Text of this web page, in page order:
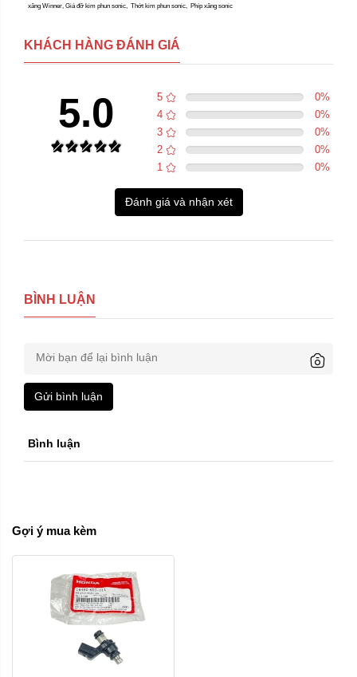
xăng Winner, Giá đỡ kim phun sonic, Thớt kim phun sonic, Phíp xăng sonic
KHÁCH HÀNG ĐÁNH GIÁ
5.0 5 0%
4
0%
3
0%
2
0%
1
0%
Đánh giá và nhận xét
BÌNH LUẬN
Gửi bình luận
Bình luận
Gợi ý mua kèm